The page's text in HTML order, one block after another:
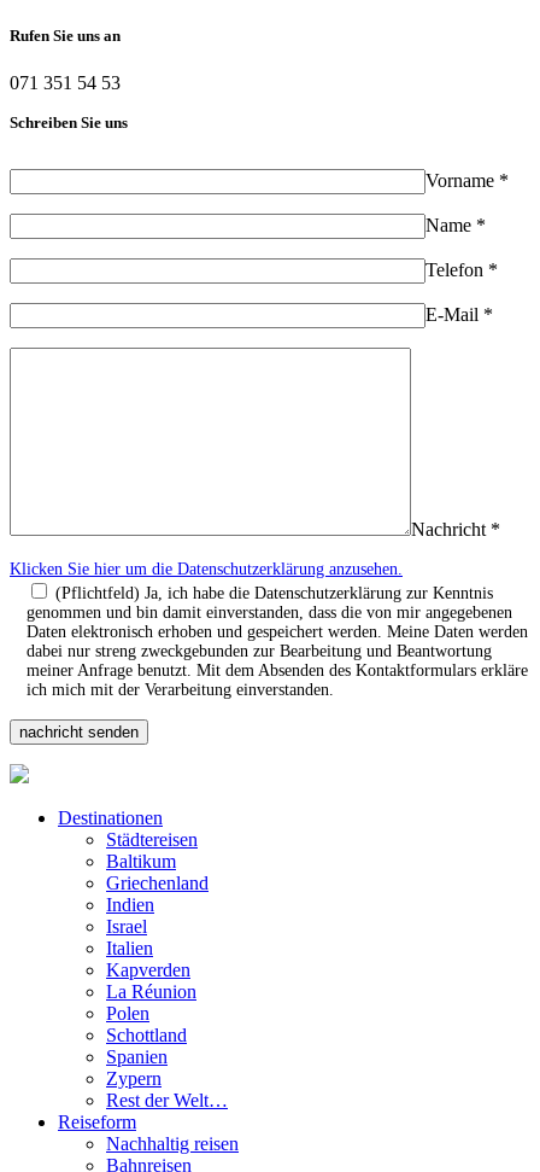
Rufen Sie uns an
071 351 54 53
Schreiben Sie uns
Vorname *
Name *
Telefon *
E-Mail *
Nachricht *
Klicken Sie hier um die Datenschutzerklärung anzusehen.
(Pflichtfeld) Ja, ich habe die Datenschutzerklärung zur Kenntnis
genommen und bin damit einverstanden, dass die von mir angegebenen
Daten elektronisch erhoben und gespeichert werden. Meine Daten werden
dabei nur streng zweckgebunden zur Bearbeitung und Beantwortung
meiner Anfrage benutzt. Mit dem Absenden des Kontaktformulars erkläre
ich mich mit der Verarbeitung einverstanden.
Destinationen
Städtereisen
Baltikum
Griechenland
Indien
Israel
Italien
Kapverden
La Réunion
Polen
Schottland
Spanien
Zypern
Rest der Welt…
Reiseform
Nachhaltig reisen
Bahnreisen